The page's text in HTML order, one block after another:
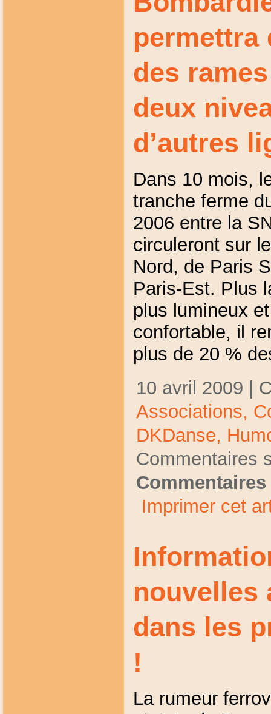
permettra
des
deux
d’autres
Dans 10 mois,
tranche ferme
2006 entre la
circuleront sur
Nord, de Paris
Paris-Est. Plus
plus lumineux
confortable, il
plus de 20 %
10 avril 2009 |
Associations,
DKDanse,
Commentaires
Imprimer cet
nouvelles
dans les
!
La rumeur